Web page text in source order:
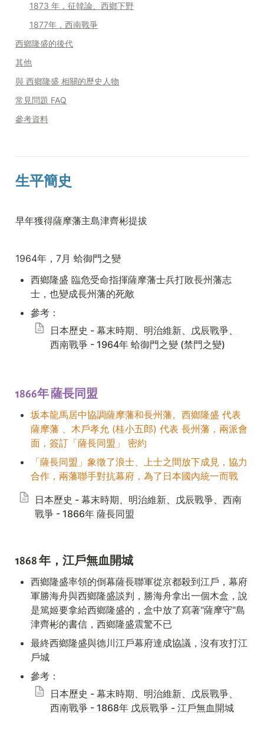
1873 年，征韓論、西鄉下野
1877年，西南戰爭
西鄉隆盛的後代
其他
與 西鄉隆盛 相關的歷史人物
常見問題 FAQ
參考資料
生平簡史
早年獲得薩摩藩主島津齊彬提拔
1964年，7月 蛤御門之變
西鄉隆盛 臨危受命指揮薩摩藩士兵打敗長州藩志
士，也變成長州藩的死敵
參考：
日本歷史 - 幕末時期、明治維新、戊辰戰爭、
西南戰爭 - 1964年 蛤御門之變 (禁門之變)
1866年 薩長同盟
坂本龍馬居中協調薩摩藩和長州藩。西鄉隆盛 代表
薩摩藩 、木戶孝允 (桂小五郎) 代表 長州藩，兩派會
面，簽訂「薩長同盟」 密約
「薩長同盟」象徵了浪士、上士之間放下成見，協力
合作，兩藩聯手對抗幕府，為了日本國內統一而戰
日本歷史 - 幕末時期、明治維新、戊辰戰爭、西南
戰爭 - 1866年 薩長同盟
1868 年，江戶無血開城
西鄉隆盛率領的倒幕薩長聯軍從京都殺到江戶，幕府
軍勝海舟與西鄉隆盛談判，勝海舟拿出一個木盒，說
是篤姬要拿給西鄉隆盛的，盒中放了寫著"薩摩守"島
津齊彬的書信，西鄉隆盛震驚不已
最終西鄉隆盛與德川江戶幕府達成協議，沒有攻打江
戶城
參考：
日本歷史 - 幕末時期、明治維新、戊辰戰爭、
西南戰爭 - 1868年 戊辰戰爭 - 江戶無血開城